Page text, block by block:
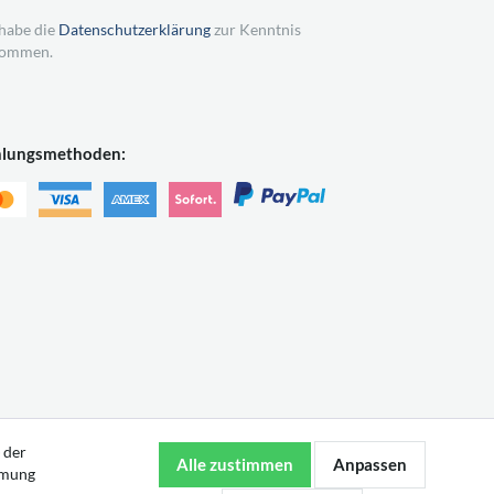
die Datenschutzerklärungzur Kenntnis
der